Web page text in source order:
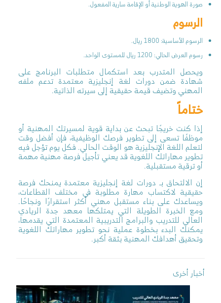
صورة الهوية الوطنية أو الإقامة سارية المفعول.
الرسوم
الرسوم الأساسية: 1800 ريال.
رسوم العرض الحالي: 1200 ريال للمستوى الواحد.
ويحصل المتدرب بعد استكمال متطلبات البرنامج على
شهادة ضمن دورات لغة إنجليزية معتمدة تدعم ملفه
المهني وتضيف قيمة حقيقية إلى سيرته الذاتية.
ختاماً
إذا كنت خريجًا تبحث عن بداية قوية لمسيرتك المهنية أو
موظفًا تسعى إلى تطوير فرصك الوظيفية، فإن أفضل وقت
لتعلم اللغة الإنجليزية هو الوقت الحالي. فكل يوم تؤجل فيه
تطوير مهاراتك اللغوية قد يعني تأجيل فرصة مهنية مهمة
أو ترقية مستقبلية.
إن الالتحاق بـ دورات لغة إنجليزية معتمدة يمنحك فرصة
حقيقية لاكتساب مهارة مطلوبة في مختلف القطاعات،
ويساعدك على بناء مستقبل مهني أكثر استقرارًا ونجاحًا.
ومع الخبرة الطويلة التي يمتلكها معهد جدة الريادي
العالي للتدريب والبرامج التدريبية المعتمدة التي يقدمها،
يمكنك البدء بخطوة عملية نحو تطوير مهاراتك اللغوية
وتحقيق أهدافك المهنية بثقة أكبر.
أخبار أخرى